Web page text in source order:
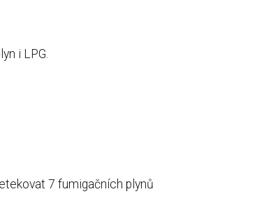
i LPG.
7 fumigačních plynů